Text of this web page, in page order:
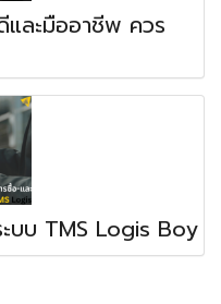
ละมืออาชีพ ควร
บบ TMS Logis Boy